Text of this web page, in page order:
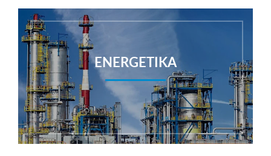
ENERGETIKA